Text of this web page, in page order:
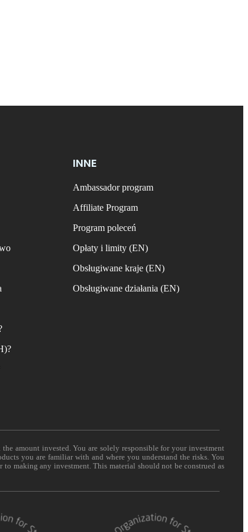
INNE
Ambassador program
Affiliate Program
Program poleceń
Opłaty i limity (EN)
Obsługiwane kraje (EN)
Obsługiwane działania (EN)
amount invested. You are solely responsible for your investment
you are familiar with and where you understand the risks. You
making any investment. This material should not be construed as